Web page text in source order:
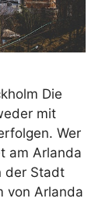
Die
mit
Wer
am Arlanda
der Stadt
von Arlanda